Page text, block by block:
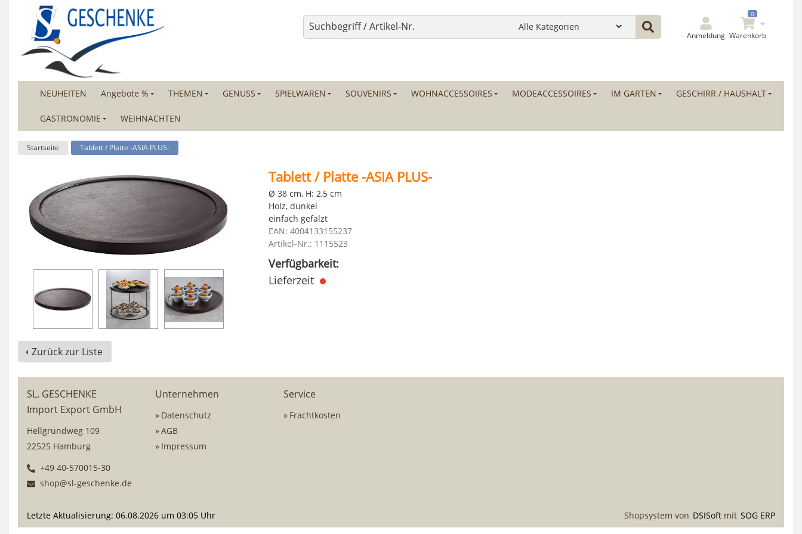
Anmeldung
0
Warenkorb
NEUHEITEN Angebote % THEMEN GENUSS SPIELWAREN SOUVENIRS WOHNACCESSOIRES MODEACCESSOIRES IM GARTEN GESCHIRR / HAUSHALT
GASTRONOMIE WEIHNACHTEN
Startseite Tablett / Platte -ASIA PLUS-
Tablett / Platte -ASIA PLUS-
Ø 38 cm, H: 2,5 cm
Holz, dunkel
einfach gefälzt
EAN: 4004133155237
Artikel-Nr.: 1115523
Verfügbarkeit:
Lieferzeit
Zurück zur Liste
SL. GESCHENKE
Import Export GmbH
Hellgrundweg 109
22525 Hamburg
+49 40-570015-30
shop@sl-geschenke.de
Unternehmen
Datenschutz
AGB
Impressum
Service
Frachtkosten
Letzte Aktualisierung: 06.08.2026 um 03:05 Uhr Shopsystem von DSISoft mit SOG ERP